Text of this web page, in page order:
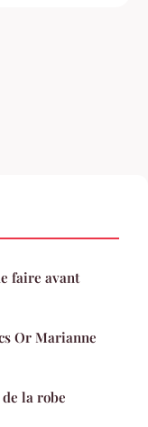
faire avant
Or Marianne
la robe